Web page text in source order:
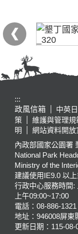
:::
政風信箱
中英
策
維護與管理規
明
網站資料開放
內政部國家公園署
National Park
Ministry of the
建議使用IE9.0 以
行政中心服務時間
上午09:00~17:00
電話：08-886-
地址：946008屏東
更新日期： 115-08-